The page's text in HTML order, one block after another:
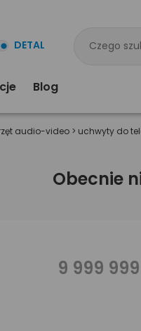
DETAL
Blog
audio-video > uchwyty do
Obecnie
9 999